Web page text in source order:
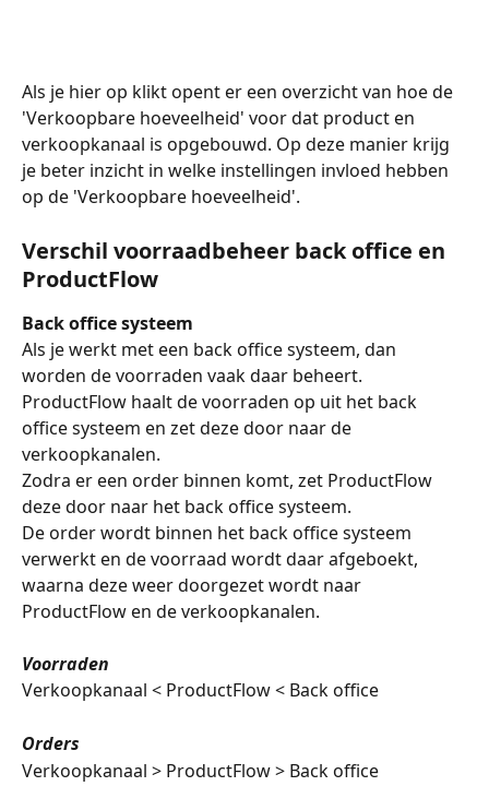
Als je hier op klikt opent er een overzicht van hoe de
'Verkoopbare hoeveelheid' voor dat product en
verkoopkanaal is opgebouwd. Op deze manier krijg
je beter inzicht in welke instellingen invloed hebben
op de 'Verkoopbare hoeveelheid'.
Verschil voorraadbeheer back office en
ProductFlow
Back office systeem
Als je werkt met een back office systeem, dan
worden de voorraden vaak daar beheert.
ProductFlow haalt de voorraden op uit het back
office systeem en zet deze door naar de
verkoopkanalen.
Zodra er een order binnen komt, zet ProductFlow
deze door naar het back office systeem.
De order wordt binnen het back office systeem
verwerkt en de voorraad wordt daar afgeboekt,
waarna deze weer doorgezet wordt naar
ProductFlow en de verkoopkanalen.
Voorraden
Verkoopkanaal < ProductFlow < Back office
Orders
Verkoopkanaal > ProductFlow > Back office